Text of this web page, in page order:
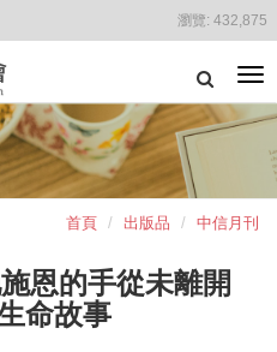
瀏覽: 432,875
首頁 出版品 中信月刊
恩的手從未離開
命故事